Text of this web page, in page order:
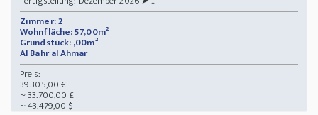
Zimmer: 2
Wohnfläche: 57,00m²
Grundstück: ,00m²
Al Bahr al Ahmar
Preis:
39.305,00 €
~ 33.700,00 £
~ 43.479,00 $